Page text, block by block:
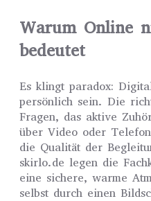
Warum Online
bedeutet
Es klingt paradox:
persönlich sein. Die
Fragen, das aktive
über Video oder
die Qualität der
skirlo.de legen die
eine sichere, warme
selbst durch einen